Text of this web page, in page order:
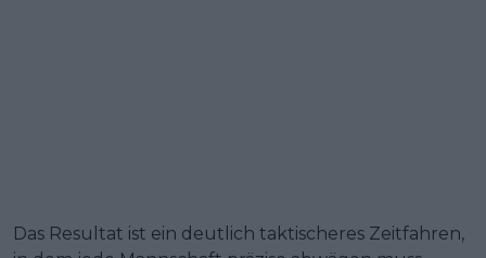
Das Resultat ist ein deutlich taktischeres Zeitfahren,